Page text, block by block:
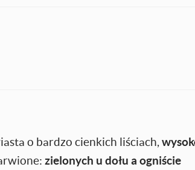
o bardzo cienkich liściach,
zielonych u dołu a ogniście